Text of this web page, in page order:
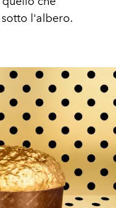
l'albero.